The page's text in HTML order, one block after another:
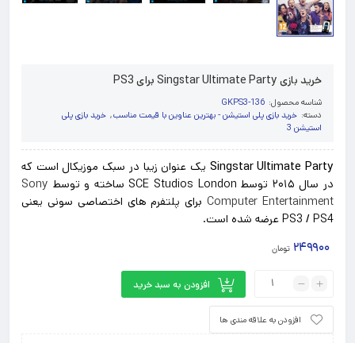
خرید بازی Singstar Ultimate Party برای PS3
شناسه محصول: GKPS3-136
دسته: خرید بازی پلی استیشن - بهترین عناوین با قیمت مناسب, خرید بازی پلی
استیشن 3
Singstar Ultimate Party یک عنوان زیبا در سبک موزیکال است که
در سال ۲۰۱۵ توسط SCE Studios London ساخته و توسط
Sony
Computer Entertainmentبرای پلتفرم های اختصاصی سونی یعنی
PS3 / PS4 عرضه شده است.
۲۴۹۹۰۰ تومان
افزودن به سبد خرید
افزودن به علاقه مندی ها